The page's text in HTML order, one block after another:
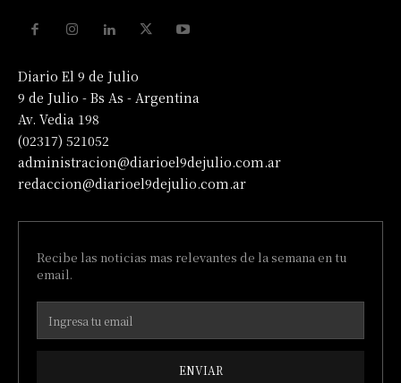
Diario El 9 de Julio
9 de Julio - Bs As - Argentina
Av. Vedia 198
(02317) 521052
administracion@diarioel9dejulio.com.ar
redaccion@diarioel9dejulio.com.ar
Recibe las noticias mas relevantes de la semana en tu
email.
ENVIAR